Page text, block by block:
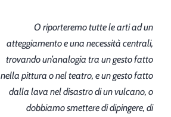
O riporteremo tutte le arti ad un
atteggiamento e una necessità centrali,
trovando un’analogia tra un gesto fatto
nella pittura o nel teatro, e un gesto fatto
dalla lava nel disastro di un vulcano, o
dobbiamo smettere di dipingere, di